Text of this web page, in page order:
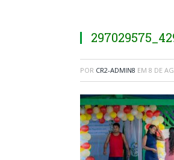
POR CR2-ADMIN8 EM 8 DE